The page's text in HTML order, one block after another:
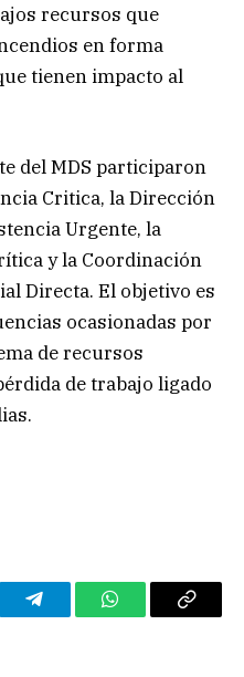
recursos que
en forma
tienen impacto al
del MDS participaron
Critica, la Dirección
Urgente, la
y la Coordinación
Directa. El objetivo es
ocasionadas por
de recursos
de trabajo ligado
TelegramWhatsAppCopy